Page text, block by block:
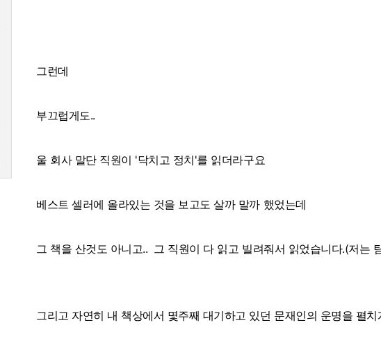
그런데
부끄럽게도..
울 회사 말단 직원이 '닥치고 정치'를 읽더라구요
베스트 셀러에 올라있는 것을 보고도 살까 말까 했었는데
그 책을 산것도 아니고.. 그 직원이 다 읽고 빌려줘서 읽었습니다.(저는
그리고 자연히 내 책상에서 몇주째 대기하고 있던 문재인의 운명을 펼치